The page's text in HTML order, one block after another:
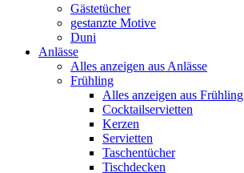
Gästetücher
gestanzte Motive
Duni
Anlässe
Alles anzeigen aus Anlässe
Frühling
Alles anzeigen aus Frühling
Cocktailservietten
Kerzen
Servietten
Taschentücher
Tischdecken